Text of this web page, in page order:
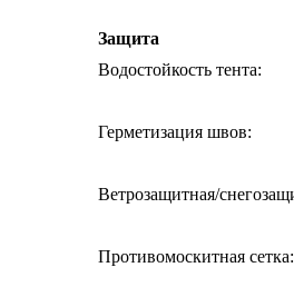
Защита
Водостойкость тента:
Герметизация швов:
Ветрозащитная/
Противомоскитная сетка: